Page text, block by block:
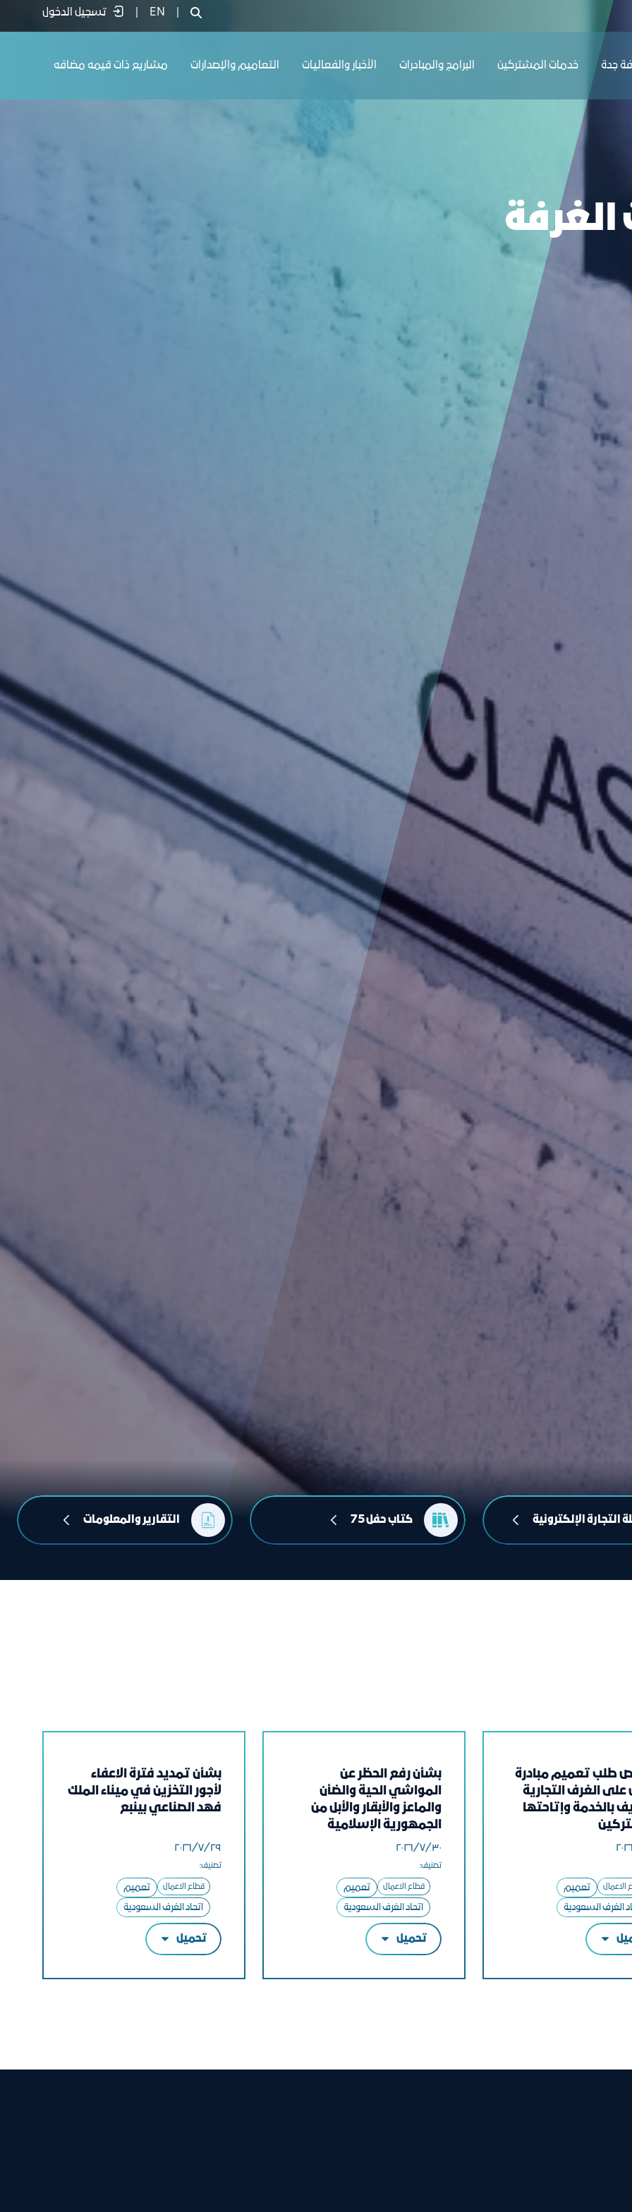
EN تسجيل الدخول
ﺟﺪة ﺧﺪﻣﺎت المشتركين البرامج والمبادرات الأخبار والفعاليات التعاميم والإصدارات مشاريع ذات قيمه مضافه
الغرفة
التجارة الإلكترونیة كتاب حفل 75 التقارير والمعلومات
طلب تعميم مبادرة
الغرف التجارية
بالخدمة وإتاحتها
الاعمال
تعميم
الغرف السعودية
بشأن رفع الحظر عن
المواشي الحية والضأن
والماعز والأبقار والأبل من
الجمهورية الإسلامية
الموريتانية
٣٠‏/٧‏/٢٠٢٦
تصنيف:
قطاع الاعمال
تعميم
اتحاد الغرف السعودية
تحميل
بشأن تمديد فترة الاعفاء
لأجور التخزين في ميناء الملك
فهد الصناعي بينبع
٢٩‏/٧‏/٢٠٢٦
تصنيف:
قطاع الاعمال
تعميم
اتحاد الغرف السعودية
تحميل